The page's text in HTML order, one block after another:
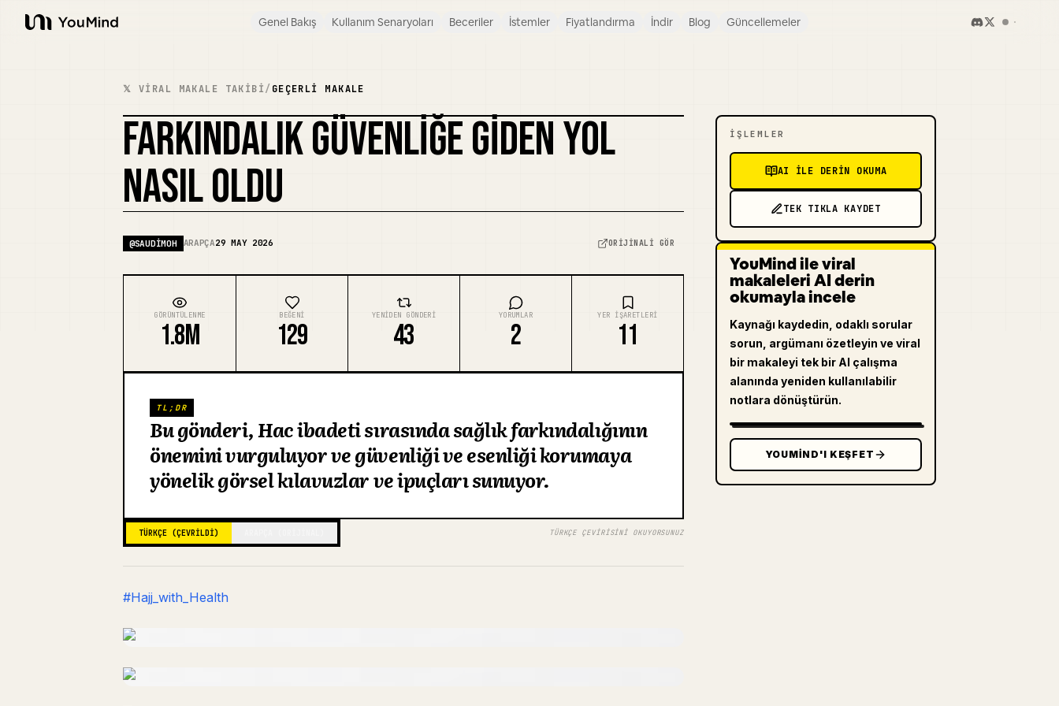
YouMind
Genel Bakış Kullanım Senaryoları Beceriler İstemler Fiyatlandırma İndir Blog Güncellemeler
𝕏 VIRAL MAKALE TAKIBI/ GEÇERLI MAKALE
FARKINDALIK GÜVENLIĞE GIDEN YOL
NASIL OLDU
@SAUDIMOH ARAPÇA29 MAY 2026 ORIJINALI GÖR
GÖRÜNTÜLENME
1.8M
BEĞENI
129
YENIDEN GÖNDERI
43
YORUMLAR
2
YER IŞARETLERI
11
TL;DR
Bu gönderi, Hac ibadeti sırasında sağlık farkındalığının
önemini vurguluyor ve güvenliği ve esenliği korumaya
yönelik görsel kılavuzlar ve ipuçları sunuyor.
TÜRKÇE (ÇEVRILDI) TÜRKÇE ÇEVIRISINI OKUYORSUNUZ
#Hajj_with_Health
İŞLEMLER
AI ILE DERIN OKUMA
TEK TIKLA KAYDET
YouMind ile viral
makaleleri AI derin
okumayla incele
Kaynağı kaydedin, odaklı sorular
sorun, argümanı özetleyin ve viral
bir makaleyi tek bir AI çalışma
alanında yeniden kullanılabilir
notlara dönüştürün.
YOUMIND'I KEŞFET